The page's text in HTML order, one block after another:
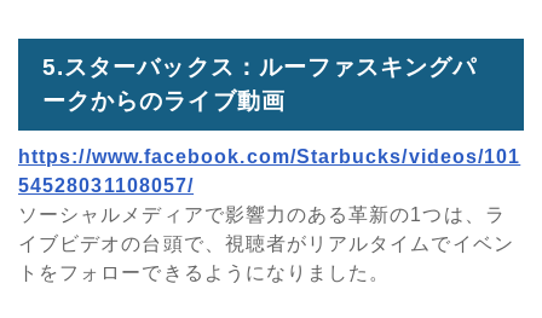
5.スターバックス：ルーファスキングパ
ークからのライブ動画
https://www.facebook.com/Starbucks/videos/101
54528031108057/
ソーシャルメディアで影響力のある革新の1つは、ラ
イブビデオの台頭で、視聴者がリアルタイムでイベン
トをフォローできるようになりました。